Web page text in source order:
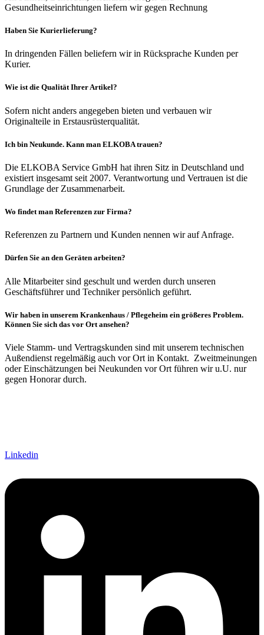
Gesundheitseinrichtungen liefern wir gegen Rechnung
Haben Sie Kurierlieferung?
In dringenden Fällen beliefern wir in Rücksprache Kunden per
Kurier.
Wie ist die Qualität Ihrer Artikel?
Sofern nicht anders angegeben bieten und verbauen wir
Originalteile in Erstausrüsterqualität.
Ich bin Neukunde. Kann man ELKOBA trauen?
Die ELKOBA Service GmbH hat ihren Sitz in Deutschland und
existiert insgesamt seit 2007. Verantwortung und Vertrauen ist die
Grundlage der Zusammenarbeit.
Wo findet man Referenzen zur Firma?
Referenzen zu Partnern und Kunden nennen wir auf Anfrage.
Dürfen Sie an den Geräten arbeiten?
Alle Mitarbeiter sind geschult und werden durch unseren
Geschäftsführer und Techniker persönlich geführt.
Wir haben in unserem Krankenhaus / Pflegeheim ein größeres Problem.
Können Sie sich das vor Ort ansehen?
Viele Stamm- und Vertragskunden sind mit unserem technischen
Außendienst regelmäßig auch vor Ort in Kontakt. Zweitmeinungen
oder Einschätzungen bei Neukunden vor Ort führen wir u.U. nur
gegen Honorar durch.
Linkedin